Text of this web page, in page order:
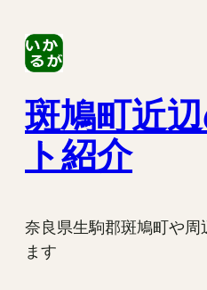
斑鳩町近
ト紹介
奈良県生駒郡斑鳩町や周
ます